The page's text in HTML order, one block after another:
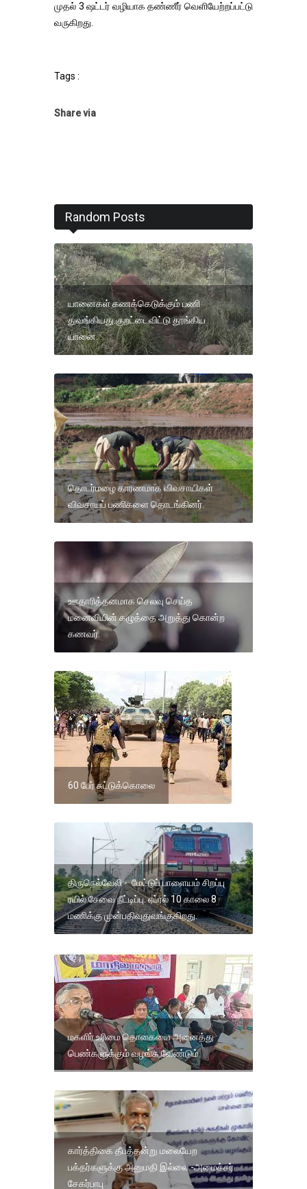
முதல் 3 ஷட்டர் வழியாக தண்ணீர் வெளியேற்றப்பட்டு
வருகிறது.
Tags :
Share via
Random Posts
யானைகள் கணக்கெடுக்கும் பணி
துவங்கியது.குறட்டைவிட்டு தூங்கிய
யானை.
தொடர்மழை காரணமாக விவசாயிகள்
விவசாயப் பணிகளை தொடங்கினர்.
ஊதாரித்தனமாக செலவு செய்த
மனைவியின் கழுத்தை அறுத்து கொன்ற
கணவர்.
60 பேர் சுட்டுக்கொலை
திருநெல்வேலி - மேட்டுப் பாளையம் சிறப்பு
ரயில் சேவை நீட்டிப்பு. ஏப்ரல் 10 காலை 8
மணிக்கு முன்பதிவுதுவங்குகிறது.
மகளிர் உரிமை தொகையை அனைத்து
பெண்களுக்கும் வழங்க வேண்டும்
கார்த்திகை தீபத்தன்று மலையேற
பக்தர்களுக்கு அனுமதி இல்லை -அமைச்சர்
சேகர்பாபு